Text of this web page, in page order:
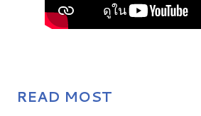
READ MOST